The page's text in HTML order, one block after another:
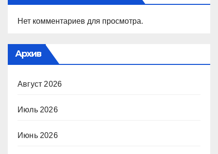
Нет комментариев для просмотра.
Архив
Август 2026
Июль 2026
Июнь 2026